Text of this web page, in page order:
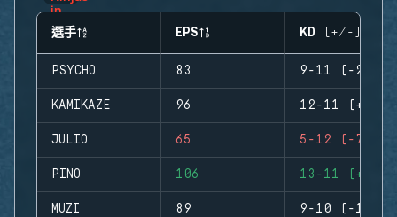
選手 EPS KD (+/-)
PSYCHO 83 9-11 (-2)
KAMIKAZE 96 12-11 (+1)
JULIO 65 5-12 (-7)
PINO 106 13-11 (+2)
MUZI 89 9-10 (-1)